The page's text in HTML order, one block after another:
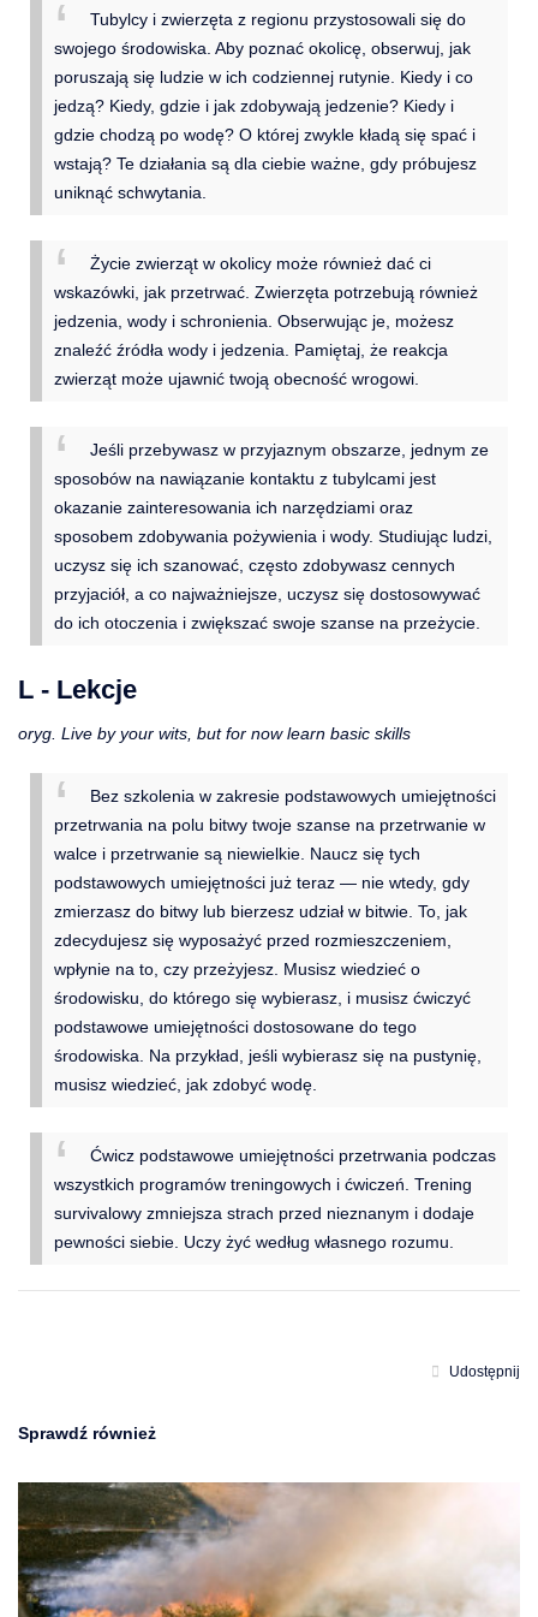
Tubylcy i zwierzęta z regionu przystosowali się do
swojego środowiska. Aby poznać okolicę, obserwuj, jak
poruszają się ludzie w ich codziennej rutynie. Kiedy i co
jedzą? Kiedy, gdzie i jak zdobywają jedzenie? Kiedy i
gdzie chodzą po wodę? O której zwykle kładą się spać i
wstają? Te działania są dla ciebie ważne, gdy próbujesz
uniknąć schwytania.
Życie zwierząt w okolicy może również dać ci
wskazówki, jak przetrwać. Zwierzęta potrzebują również
jedzenia, wody i schronienia. Obserwując je, możesz
znaleźć źródła wody i jedzenia. Pamiętaj, że reakcja
zwierząt może ujawnić twoją obecność wrogowi.
Jeśli przebywasz w przyjaznym obszarze, jednym ze
sposobów na nawiązanie kontaktu z tubylcami jest
okazanie zainteresowania ich narzędziami oraz
sposobem zdobywania pożywienia i wody. Studiując ludzi,
uczysz się ich szanować, często zdobywasz cennych
przyjaciół, a co najważniejsze, uczysz się dostosowywać
do ich otoczenia i zwiększać swoje szanse na przeżycie.
L - Lekcje
oryg. Live by your wits, but for now learn basic skills
Bez szkolenia w zakresie podstawowych umiejętności
przetrwania na polu bitwy twoje szanse na przetrwanie w
walce i przetrwanie są niewielkie. Naucz się tych
podstawowych umiejętności już teraz — nie wtedy, gdy
zmierzasz do bitwy lub bierzesz udział w bitwie. To, jak
zdecydujesz się wyposażyć przed rozmieszczeniem,
wpłynie na to, czy przeżyjesz. Musisz wiedzieć o
środowisku, do którego się wybierasz, i musisz ćwiczyć
podstawowe umiejętności dostosowane do tego
środowiska. Na przykład, jeśli wybierasz się na pustynię,
musisz wiedzieć, jak zdobyć wodę.
Ćwicz podstawowe umiejętności przetrwania podczas
wszystkich programów treningowych i ćwiczeń. Trening
survivalowy zmniejsza strach przed nieznanym i dodaje
pewności siebie. Uczy żyć według własnego rozumu.
Udostępnij
Sprawdź również